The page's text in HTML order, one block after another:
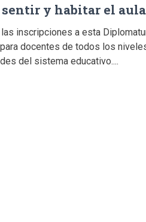
sentir y habitar el aula
inscripciones a esta
docentes de todos los
del sistema educativo....